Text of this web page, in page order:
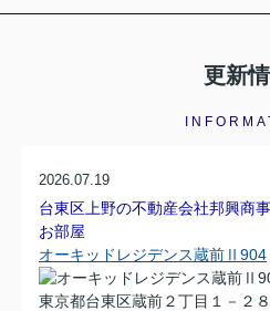
更新
2026.07.19
台東区上野の不動産会社邦興商
お部屋
オーキッドレジデンス蔵前Ⅱ904
東京都台東区蔵前２丁目１－２８